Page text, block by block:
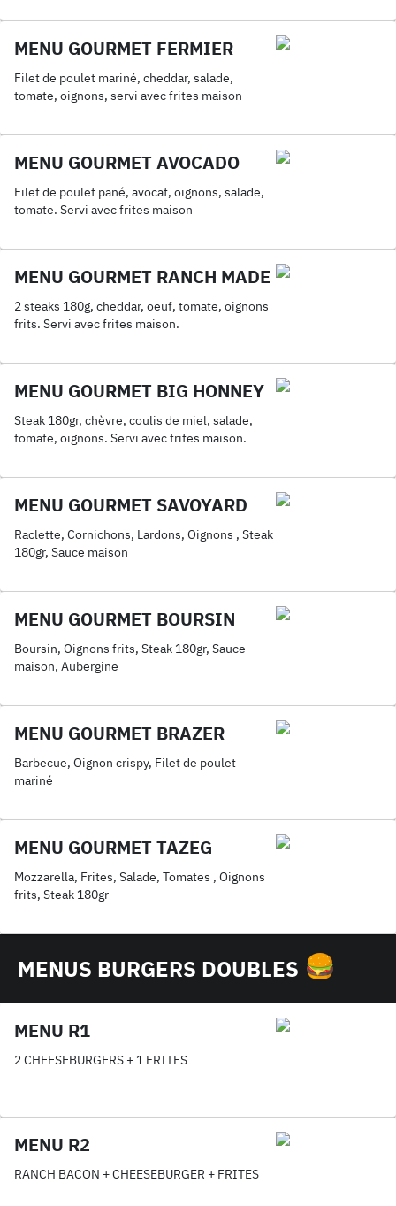
MENU GOURMET FERMIER
Filet de poulet mariné, cheddar, salade,
tomate, oignons, servi avec frites maison
MENU GOURMET AVOCADO
Filet de poulet pané, avocat, oignons, salade,
tomate. Servi avec frites maison
MENU GOURMET RANCH MADE
2 steaks 180g, cheddar, oeuf, tomate, oignons
frits. Servi avec frites maison.
MENU GOURMET BIG HONNEY
Steak 180gr, chèvre, coulis de miel, salade,
tomate, oignons. Servi avec frites maison.
MENU GOURMET SAVOYARD
Raclette, Cornichons, Lardons, Oignons , Steak
180gr, Sauce maison
MENU GOURMET BOURSIN
Boursin, Oignons frits, Steak 180gr, Sauce
maison, Aubergine
MENU GOURMET BRAZER
Barbecue, Oignon crispy, Filet de poulet
mariné
MENU GOURMET TAZEG
Mozzarella, Frites, Salade, Tomates , Oignons
frits, Steak 180gr
MENUS BURGERS DOUBLES
MENU R1
2 CHEESEBURGERS + 1 FRITES
MENU R2
RANCH BACON + CHEESEBURGER + FRITES